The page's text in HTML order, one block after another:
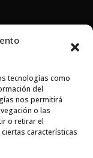
tecnologías como
del
nos permitirá
o las
o retirar el
características